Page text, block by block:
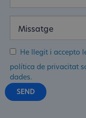
He llegit i accepto
política de privacitat
dades.